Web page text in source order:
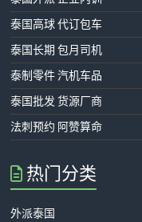
泰国高球 代订包车
泰国长期 包月司机
泰制零件 汽机车品
泰国批发 货源厂商
法刺预约 阿赞算命
热门分类
外派泰国